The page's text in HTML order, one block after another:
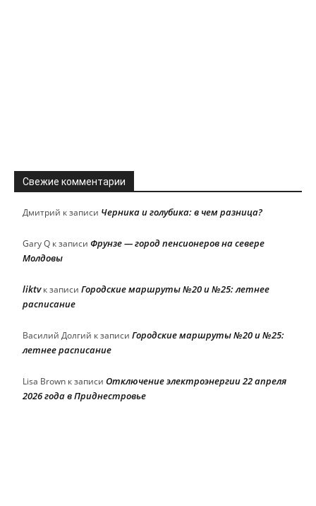
Свежие комментарии
Дмитрий к записи Черника и голубика: в чем разница?
Gary Q к записи Фрунзе — город пенсионеров на севере
Молдовы
liktvк записи Городские маршруты №20 и №25: летнее
расписание
Василий Долгий к записи Городские маршруты №20 и №25:
летнее расписание
Lisa Brown к записи Отключение электроэнергии 22 апреля
2026 года в Приднестровье